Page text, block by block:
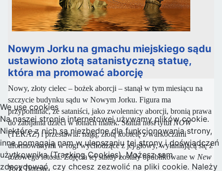
Nowym Jorku na gmachu miejskiego sądu
ustawiono złotą satanistyczną statuę,
która ma promować aborcję
Nowy, złoty cielec – bożek aborcji – stanął w tym miesiącu na
szczycie budynku sądu w Nowym Jorku. Figura ma
przypominać, że sataniści, jako zwolennicy aborcji, bronią prawa
do zabijania dzieci w łonach matek. Statua nosi tytułNOW
(TERAZ) i przestawia: nagą, złotą kobietę z warkoczami
uformowanymi w rogi wychodzące z jej głowy, wyłaniającą się z
różowego lotosu. Zdjęcia tej statuy zostały opublikowane w New
York Timesie.
We use cookies
Na naszej stronie internetowej używamy plików cookie.
Niektóre z nich są niezbędne dla funkcjonowania strony,
inne pomagają nam w ulepszaniu tej strony i doświadczeń
użytkownika (Tracking Cookies). Możesz sam
zdecydować, czy chcesz zezwolić na pliki cookie. Należy